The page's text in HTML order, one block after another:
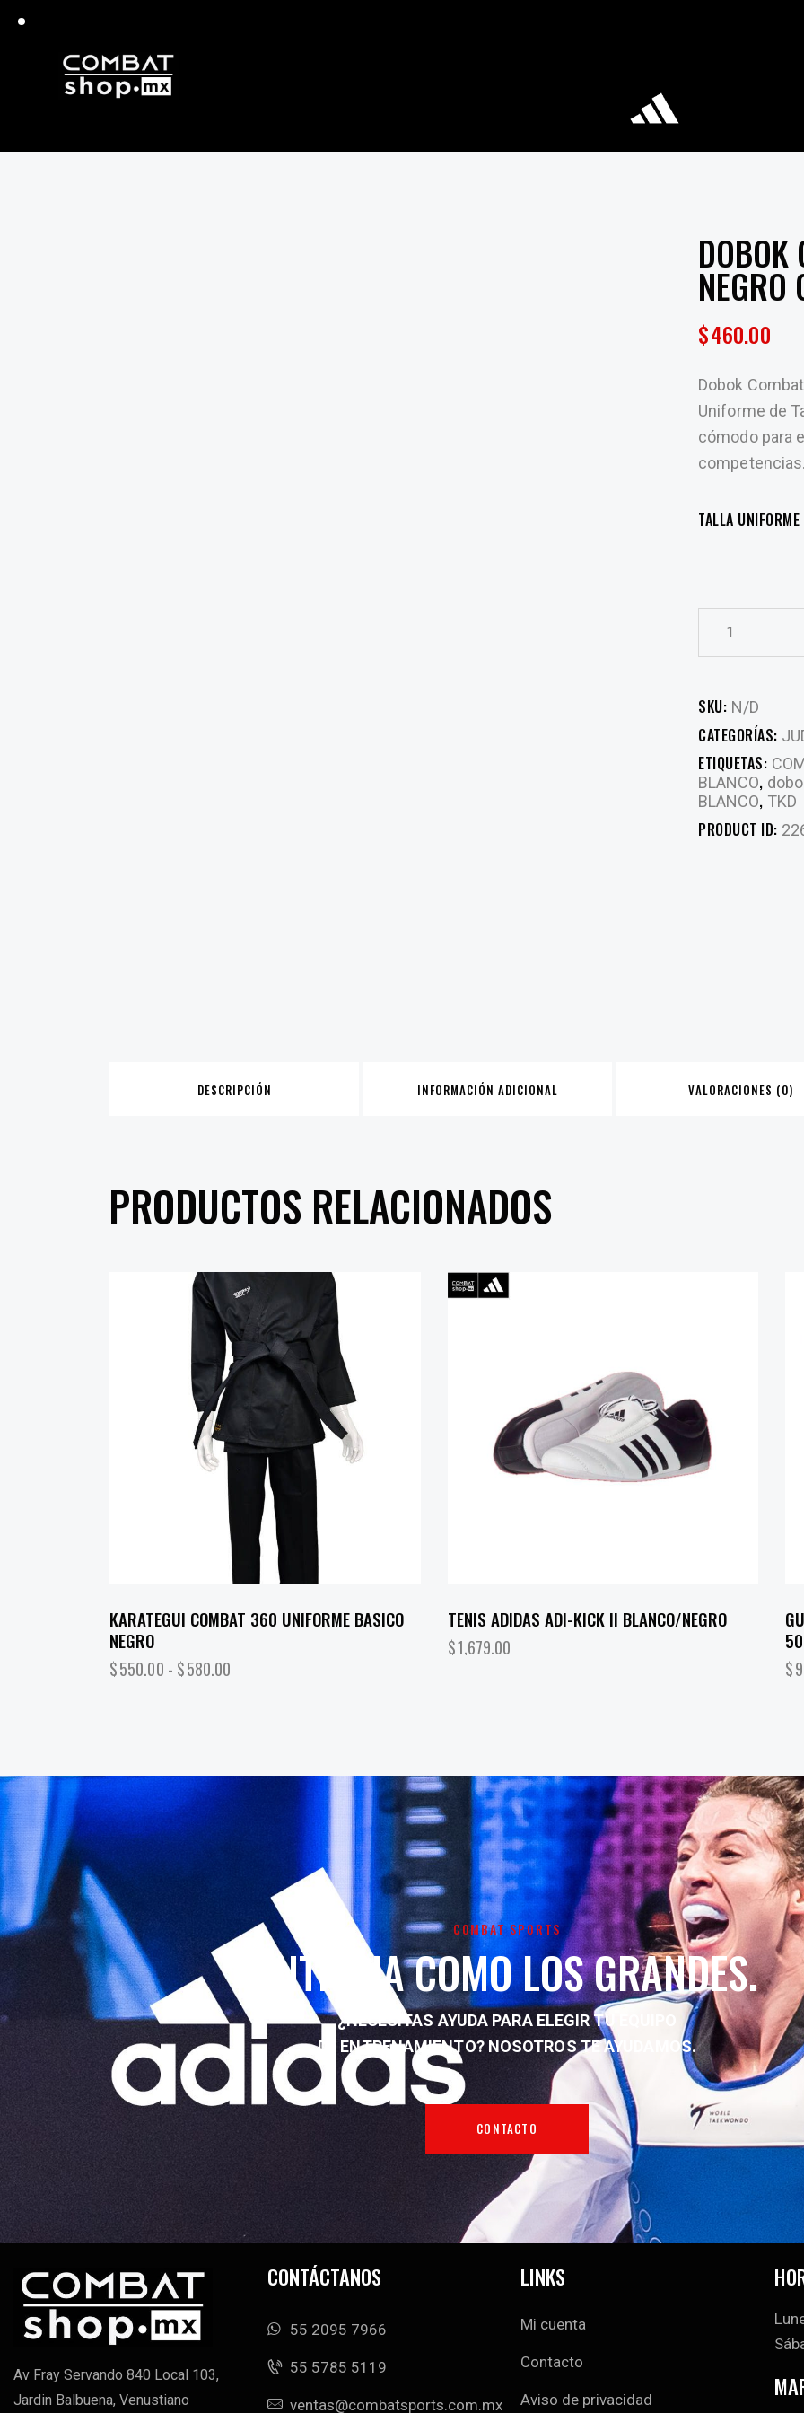
DOBOK
$460.00
Dobok
Uniforme de
cómodo para
TALLA UNIFORME
SKU: N/D
CATEGORÍAS:
ETIQUETAS:
BLANCO,
BLANCO, TKD
PRODUCT ID:
DESCRIPCIÓN INFORMACIÓN ADICIONAL VALORACIONES (0)
PRODUCTOS RELACIONADOS
KARATEGUI COMBAT 360 UNIFORME BASICO
NEGRO
$550.00 - $580.00
TENIS ADIDAS ADI-KICK II BLANCO/NEGRO
$1,679.00
50
$
COMBAT SPORTS
ENTRENA COMO LOS GRANDES.
¿NECESITAS AYUDA PARA ELEGIR TU EQUIPO
DE ENTRENAMIENTO? NOSOTROS TE AYUDAMOS.
CONTACTO
Av Fray Servando 840 Local 103,
Jardin Balbuena, Venustiano
CONTÁCTANOS
55 2095 7966
‭55 5785 5119‬
ventas@combatsports.com.mx
LINKS
Mi cuenta
Contacto
Aviso de privacidad